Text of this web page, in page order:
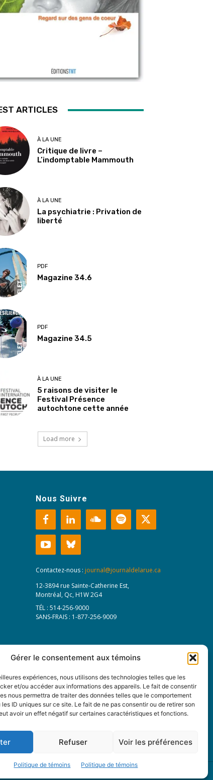
Gérer le consentement aux témoins
expériences, nous utilisons des technologies telles que les
et/ou accéder aux informations des appareils. Le fait de consentir
nous permettra de traiter des données telles que le comportement
ID uniques sur ce site. Le fait de ne pas consentir ou de retirer son
avoir un effet négatif sur certaines caractéristiques et fonctions.
Refuser Voir les préférences
Politique de témoins Politique de témoins
ARTICLES
À LA UNE
Critique de livre –
L’indomptable Mammouth
À LA UNE
La psychiatrie : Privation de
liberté
PDF
Magazine 34.6
PDF
Magazine 34.5
À LA UNE
5 raisons de visiter le
Festival Présence
autochtone cette année
Load more
Nous Suivre
Contactez-nous : journal@journaldelarue.ca
12-3894 rue Sainte-Catherine Est,
Montréal, Qc, H1W 2G4
TÉL : 514-256-9000
SANS-FRAIS : 1-877-256-9009